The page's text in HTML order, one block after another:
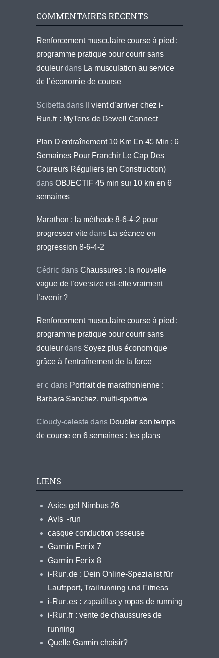
COMMENTAIRES RÉCENTS
Renforcement musculaire course à pied :
programme pratique pour courir sans
douleur dans La musculation au service
de l’économie de course
Scibetta dans
Il vient d’arriver chez i-
Run.fr : MyTens de Bewell Connect
Plan D'entraînement 10 Km En 45 Min : 6
Semaines Pour Franchir Le Cap Des
Coureurs Réguliers (en Construction)
dans OBJECTIF 45 min sur 10 km en 6
semaines
Marathon : la méthode 8-6-4-2 pour
progresser vite dans La séance en
progression 8-6-4-2
Cédric dans Chaussures : la nouvelle
vague de l’oversize est-elle vraiment
l’avenir ?
Renforcement musculaire course à pied :
programme pratique pour courir sans
douleur dans Soyez plus économique
grâce à l’entraînement de la force
eric dans Portrait de marathonienne :
Barbara Sanchez, multi-sportive
Cloudy-celeste dans Doubler son temps
de course en 6 semaines : les plans
LIENS
Asics gel Nimbus 26
Avis i-run
casque conduction osseuse
Garmin Fenix 7
Garmin Fenix 8
i-Run.de : Dein Online-Spezialist für
Laufsport, Trailrunning und Fitness
i-Run.es : zapatillas y ropas de running
i-Run.fr : vente de chaussures de
running
Quelle Garmin choisir?